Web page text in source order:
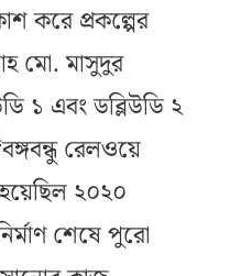
করে প্রকল্পের
মো. মাসুদুর
১ এবং ডব্লিউডি ২
রেলওয়ে
২০২০
শেষে পুরো